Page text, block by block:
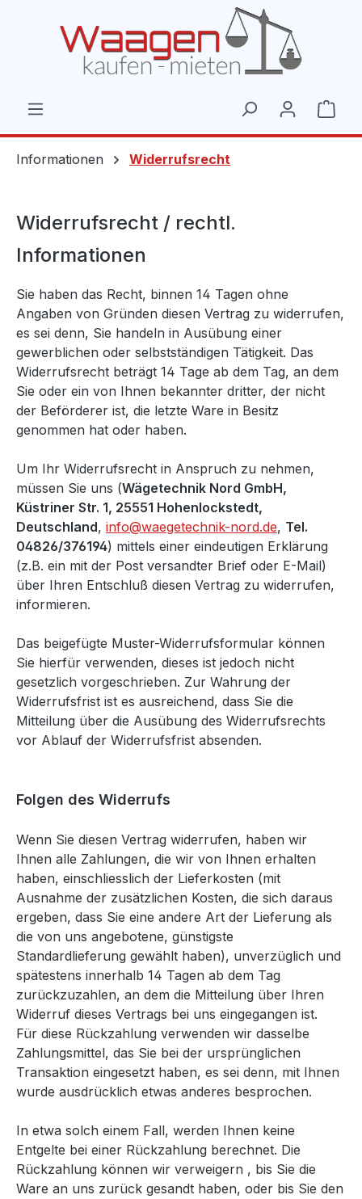
Informationen Widerrufsrecht
Widerrufsrecht / rechtl.
Informationen
Sie haben das Recht, binnen 14 Tagen ohne
Angaben von Gründen diesen Vertrag zu widerrufen,
es sei denn, Sie handeln in Ausübung einer
gewerblichen oder selbstständigen Tätigkeit. Das
Widerrufsrecht beträgt 14 Tage ab dem Tag, an dem
Sie oder ein von Ihnen bekannter dritter, der nicht
der Beförderer ist, die letzte Ware in Besitz
genommen hat oder haben.
Um Ihr Widerrufsrecht in Anspruch zu nehmen,
müssen Sie uns (Wägetechnik Nord GmbH,
Küstriner Str. 1, 25551 Hohenlockstedt,
Deutschland, info@waegetechnik-nord.de, Tel.
04826/376194) mittels einer eindeutigen Erklärung
(z.B. ein mit der Post versandter Brief oder E-Mail)
über Ihren Entschluß diesen Vertrag zu widerrufen,
informieren.
Das beigefügte Muster-Widerrufsformular können
Sie hierfür verwenden, dieses ist jedoch nicht
gesetzlich vorgeschrieben. Zur Wahrung der
Widerrufsfrist ist es ausreichend, dass Sie die
Mitteilung über die Ausübung des Widerrufsrechts
vor Ablauf der Widerrufsfrist absenden.
Folgen des Widerrufs
Wenn Sie diesen Vertrag widerrufen, haben wir
Ihnen alle Zahlungen, die wir von Ihnen erhalten
haben, einschliesslich der Lieferkosten (mit
Ausnahme der zusätzlichen Kosten, die sich daraus
ergeben, dass Sie eine andere Art der Lieferung als
die von uns angebotene, günstigste
Standardlieferung gewählt haben), unverzüglich und
spätestens innerhalb 14 Tagen ab dem Tag
zurückzuzahlen, an dem die Mitteilung über Ihren
Widerruf dieses Vertrags bei uns eingegangen ist.
Für diese Rückzahlung verwenden wir dasselbe
Zahlungsmittel, das Sie bei der ursprünglichen
Transaktion eingesetzt haben, es sei denn, mit Ihnen
wurde ausdrücklich etwas anderes besprochen.
In etwa solch einem Fall, werden Ihnen keine
Entgelte bei einer Rückzahlung berechnet. Die
Rückzahlung können wir verweigern , bis Sie die
Ware an uns zurück gesandt haben, oder bis Sie den